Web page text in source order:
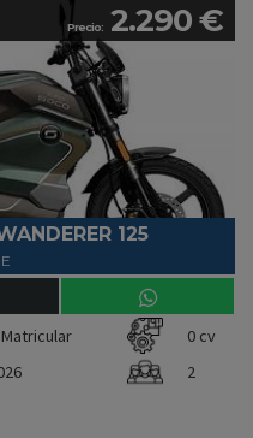
Precio: 2.290 €
125
0 cv
2